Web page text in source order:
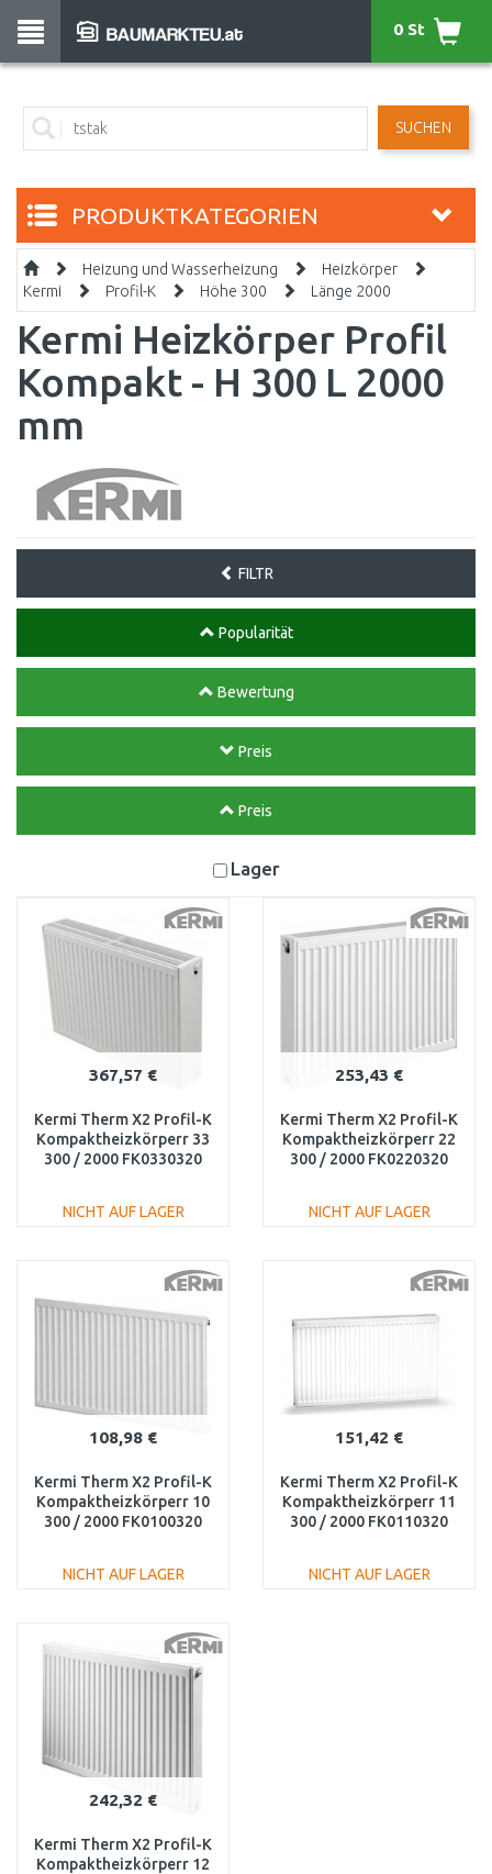
SUCHEN
0 St
PRODUKTKATEGORIEN
Heizung und Wasserheizung
Heizkörper
Kermi
Profil-K Höhe 300 Länge 2000
Kermi Heizkörper Profil
Kompakt - H 300 L 2000
mm
FILTR
Popularität
Bewertung
Preis
Preis
Lager
367,57 €
Kermi Therm X2 Profil-K
Kompaktheizkörperr 33
300 / 2000 FK0330320
NICHT AUF LAGER
253,43 €
Kermi Therm X2 Profil-K
Kompaktheizkörperr 22
300 / 2000 FK0220320
NICHT AUF LAGER
108,98 €
Kermi Therm X2 Profil-K
Kompaktheizkörperr 10
300 / 2000 FK0100320
NICHT AUF LAGER
Vergleichen
151,42 €
Kermi Therm X2 Profil-K
Kompaktheizkörperr 11
300 / 2000 FK0110320
NICHT AUF LAGER
242,32 €
Kermi Therm X2 Profil-K
Kompaktheizkörperr 12